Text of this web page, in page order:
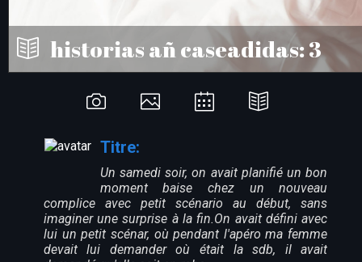
historias añ caseadidas: 3
Titre:
Un samedi soir, on avait planifié un bon
moment baise chez un nouveau
complice avec petit scénario au début, sans
imaginer une surprise à la fin.On avait défini avec
lui un petit scénar, où pendant l'apéro ma femme
devait lui demander où était la sdb, il avait